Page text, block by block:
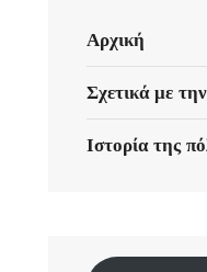
Αρχική
Σχετικά με
Ιστορία της